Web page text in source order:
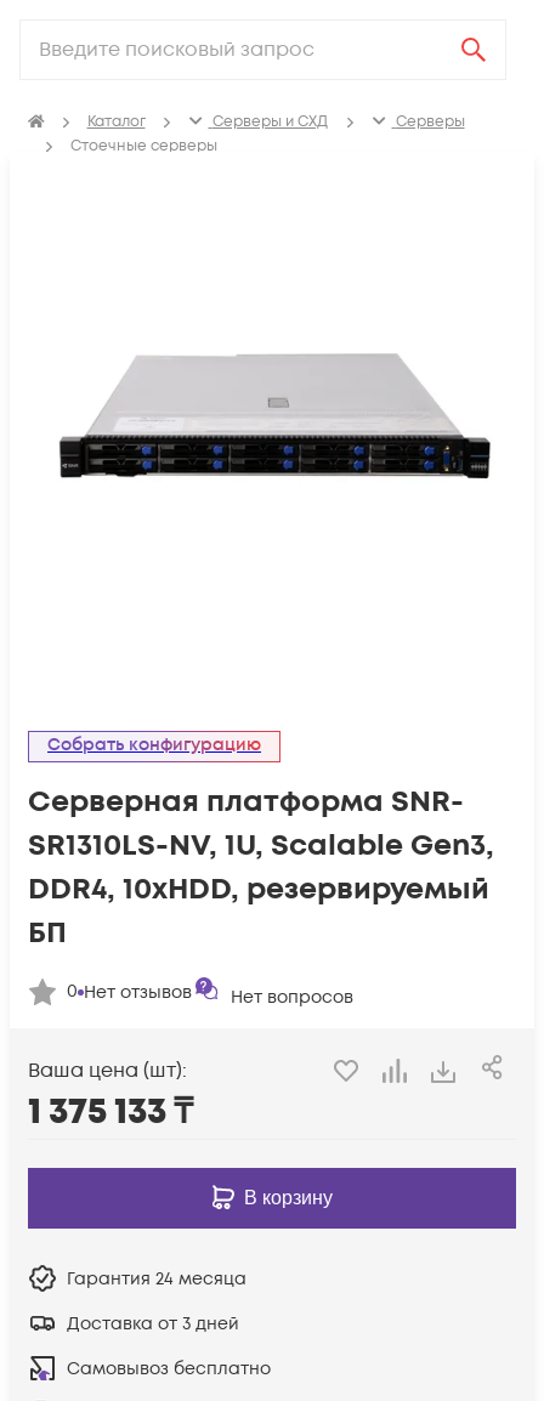
Каталог Серверы и СХД
Серверы
Стоечные серверы
Собрать конфигурацию
Серверная платформа SNR-
SR1310LS-NV, 1U, Scalable Gen3,
DDR4, 10xHDD, резервируемый
БП
0 Нет отзывов Нет вопросов
Ваша цена (шт):
1 375 133₸
В корзину
Гарантия 24 месяца
Доставка от 3 дней
Самовывоз бесплатно